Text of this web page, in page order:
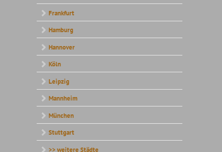
Frankfurt
Hamburg
Hannover
Köln
Leipzig
Mannheim
München
Stuttgart
>> weitere Städte